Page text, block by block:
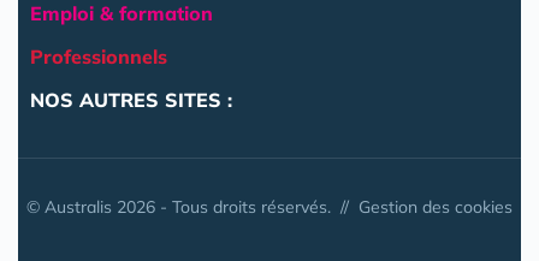
Emploi & formation
Professionnels
NOS AUTRES SITES :
© Australis 2026 - Tous droits réservés. // Gestion des cookies